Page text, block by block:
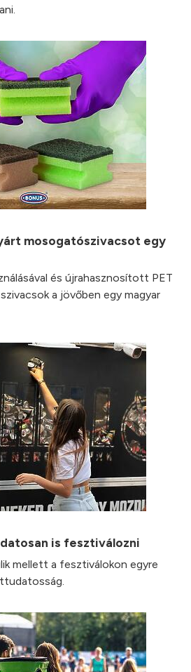
mosogatószivacsot egy
és újrahasznosított PET
a jövőben egy magyar
is fesztiválozni
mellett a fesztiválokon egyre